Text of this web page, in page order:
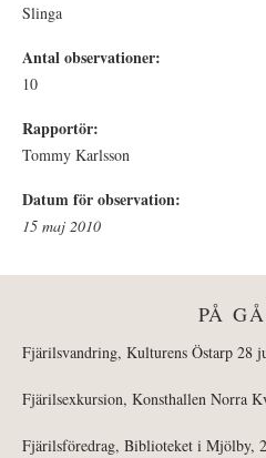
Slinga
Antal observationer:
10
Rapportör:
Tommy Karlsson
Datum för observation:
15 maj 2010
PÅ
Fjärilsvandring, Kulturens Östarp 28
Fjärilsexkursion, Konsthallen Norra
Fjärilsföredrag, Biblioteket i Mjölby,